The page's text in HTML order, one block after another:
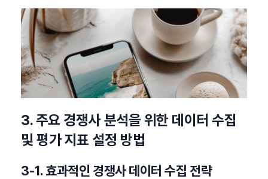
3. 주요 경쟁사 분석을 위한 데이터 수집
및 평가 지표 설정 방법
3-1. 효과적인 경쟁사 데이터 수집 전략